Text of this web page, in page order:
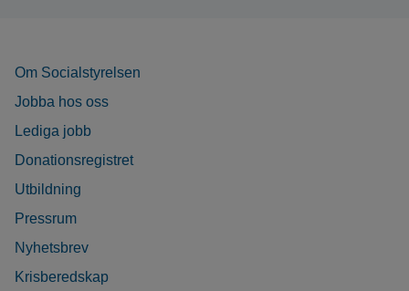
Om Socialstyrelsen
Jobba hos oss
Lediga jobb
Donationsregistret
Utbildning
Pressrum
Nyhetsbrev
Krisberedskap